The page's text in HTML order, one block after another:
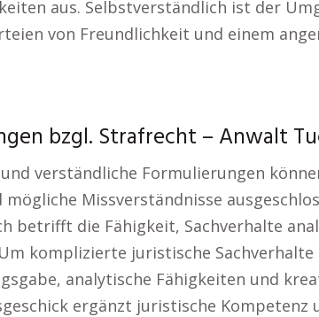
aus. Selbstverständlich ist der
von Freundlichkeit und einem
bzgl. Strafrecht – Anwalt
verständliche Formulierungen
Missverständnisse
betrifft die Fähigkeit, Sachverhalte
komplizierte juristische
analytische Fähigkeiten und
ergänzt juristische Kompetenz